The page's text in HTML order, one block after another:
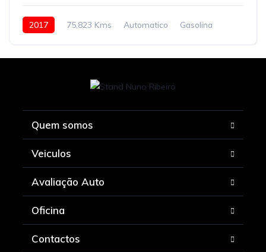
2017 75,823 Kms Automatico Gasolina
Quem somos
Veiculos
Avaliação Auto
Oficina
Contactos